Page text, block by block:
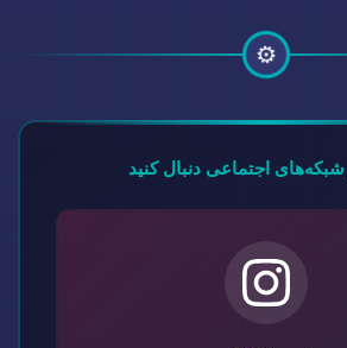
⚙️
شبکه‌های اجتماعی دنبال کنید